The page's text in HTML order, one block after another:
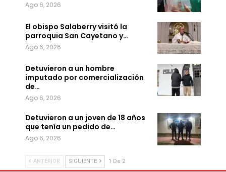
Ago 6, 2026
El obispo Salaberry visitó la
parroquia San Cayetano y…
Ago 6, 2026
Detuvieron a un hombre
imputado por comercialización
de…
Ago 6, 2026
Detuvieron a un joven de 18 años
que tenía un pedido de…
Ago 6, 2026
ANTERIOR SIGUIENTE 1 De 2